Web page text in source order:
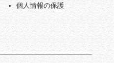
個人情報の保護